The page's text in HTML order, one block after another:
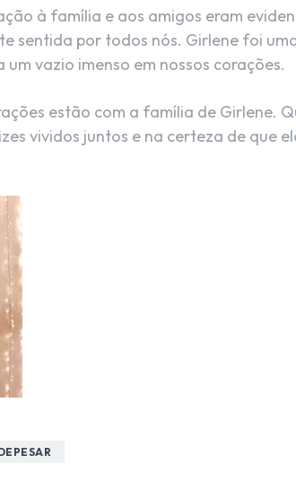
à família e aos amigos eram
sentida por todos nós. Girlene foi
vazio imenso em nossos corações.
estão com a família de Girlene.
vividos juntos e na certeza de que